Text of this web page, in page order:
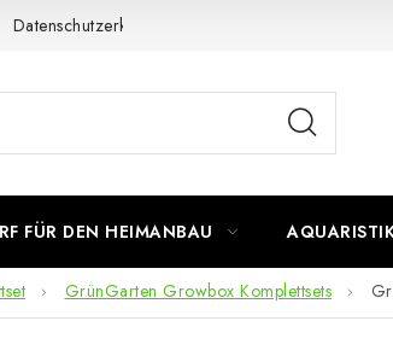
Datenschutzerklärung
FÜR DEN HEIMANBAU
GrünGarten Growbox Komplettsets